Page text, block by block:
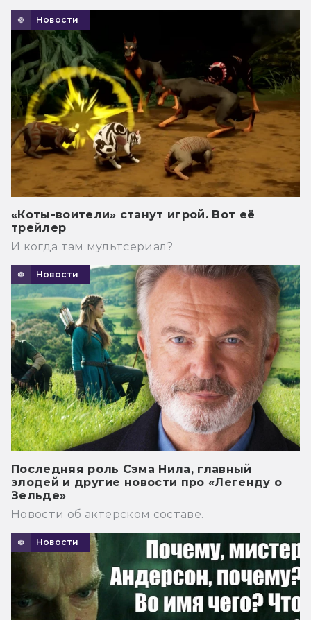
Новости
«Коты-воители» станут игрой. Вот её
трейлер
И когда там мультсериал?
Новости
Последняя роль Сэма Нила, главный
злодей и другие новости про «Легенду о
Зельде»
Новости об актёрском составе.
Новости